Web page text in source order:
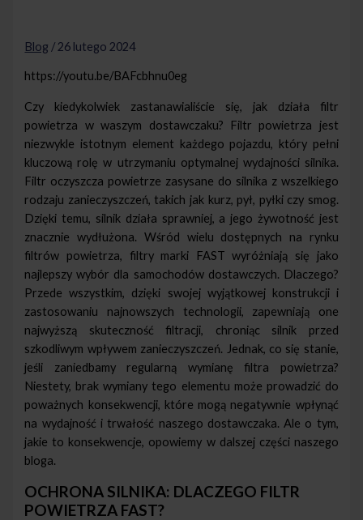
Blog / 26 lutego 2024
https://youtu.be/BAFcbhnu0eg
Czy kiedykolwiek zastanawialiście się, jak działa filtr
powietrza w waszym dostawczaku? Filtr powietrza jest
niezwykle istotnym element każdego pojazdu, który pełni
kluczową rolę w utrzymaniu optymalnej wydajności silnika.
Filtr oczyszcza powietrze zasysane do silnika z wszelkiego
rodzaju zanieczyszczeń, takich jak kurz, pył, pyłki czy smog.
Dzięki temu, silnik działa sprawniej, a jego żywotność jest
znacznie wydłużona. Wśród wielu dostępnych na rynku
filtrów powietrza, filtry marki FAST wyróżniają się jako
najlepszy wybór dla samochodów dostawczych. Dlaczego?
Przede wszystkim, dzięki swojej wyjątkowej konstrukcji i
zastosowaniu najnowszych technologii, zapewniają one
najwyższą skuteczność filtracji, chroniąc silnik przed
szkodliwym wpływem zanieczyszczeń. Jednak, co się stanie,
jeśli zaniedbamy regularną wymianę filtra powietrza?
Niestety, brak wymiany tego elementu może prowadzić do
poważnych konsekwencji, które mogą negatywnie wpłynąć
na wydajność i trwałość naszego dostawczaka. Ale o tym,
jakie to konsekwencje, opowiemy w dalszej części naszego
bloga.
OCHRONA SILNIKA: DLACZEGO FILTR
POWIETRZA FAST?